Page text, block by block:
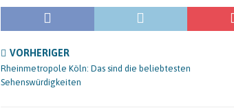
VORHERIGER
Rheinmetropole Köln: Das sind die beliebtesten
Sehenswürdigkeiten